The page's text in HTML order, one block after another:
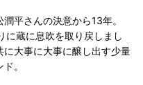
平さんの決意から13年。
に蔵に息吹を取り戻しまし
大事に大事に醸し出す少量
。